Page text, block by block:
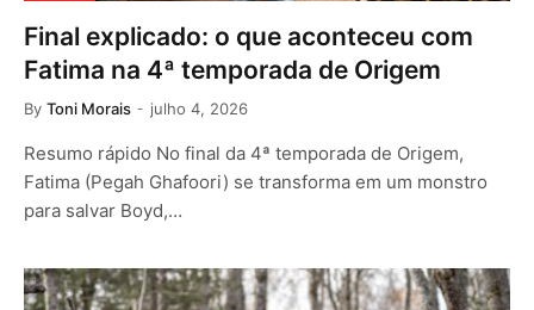
Final explicado: o que aconteceu com
Fatima na 4ª temporada de Origem
By Toni Morais julho 4, 2026
Resumo rápido No final da 4ª temporada de Origem,
Fatima (Pegah Ghafoori) se transforma em um monstro
para salvar Boyd,…